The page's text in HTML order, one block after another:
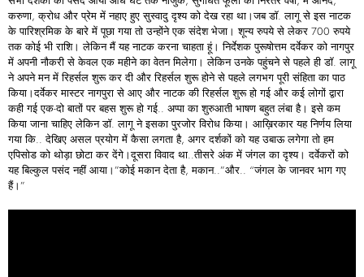
करुणा, क्रोध और प्रेम में नहाए हुए सुस्वादु दृश्य को देख रहा था।जब डॉ. लागू से इस नाटक
के पारिश्रमिक के बारे में पूछा गया तो उन्होंने एक संदेश भेजा। शून्य रुपये से लेकर 700 रुपये
तक कोई भी राशि। लेकिन मैं यह नाटक करना चाहता हूं। निर्देशक पुरूषोत्तम दर्वेकर को नागपुर
में अपनी नौकरी से केवल एक महीने का वेतन मिलेगा। लेकिन उनके पहुंचने से पहले ही डॉ. लागू
ने अपने मन में रिहर्सल शुरू कर दी और रिहर्सल शुरू होने से पहले लगभग पूरी संहिता का पाठ
किया।दर्वेकर मास्टर नागपुरा से आए और नाटक की रिहर्सल शुरू हो गई और कई लोगों द्वारा
कही गई एक-दो बातों पर बहस शुरू हो गई.. अप्पा का शुरुआती भाषण बहुत लंबा है। इसे कम
किया जाना चाहिए लेकिन डॉ. लागू ने इसका पुरजोर विरोध किया। आख़िरकार यह निर्णय लिया
गया कि.. देखिए असल प्रयोग में कैसा लगता है, अगर दर्शकों को यह उबाऊ लगेगा तो हम
एपिसोड को थोड़ा छोटा कर देंगे।दूसरा विवाद था..तीसरे अंक में जंगल का दृश्य। दर्वेकरों को
यह बिल्कुल पसंद नहीं आया।”कोई मकान देता है, मकान..”और.. “जंगल के जानवर भाग गए
हैं।”